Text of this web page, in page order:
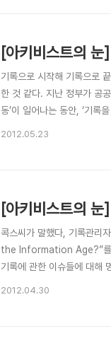
[아키비스트의 눈
기록으로 시작해 기록으로
한 것 같다. 지난 정부가 공
동’이 일어나는 동안, ‘기록
2012.05.23
[아키비스트의
콕스씨가 말했다, 기록관
the Information Age?”를
기록에 관한 이슈들에 대해
2012.04.30